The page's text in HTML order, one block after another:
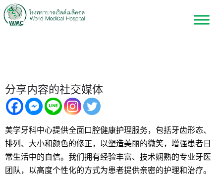
分享内容的社交媒体
美学牙科中心提供全面口腔健康护理服务，包括牙齿形态、
排列、大小和颜色的修正，以塑造美丽的微笑，增强患者日
常生活中的自信。我们拥有经验丰富、技术娴熟的专业牙医
团队，以高度个性化的方式为患者提供亲密的护理和治疗。